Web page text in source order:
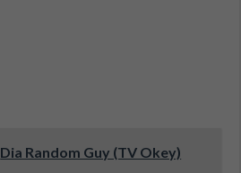
Dia Random Guy (TV Okey)